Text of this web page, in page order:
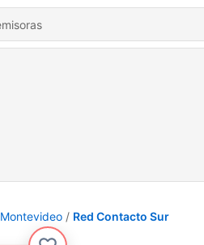
Montevideo Red Contacto Sur